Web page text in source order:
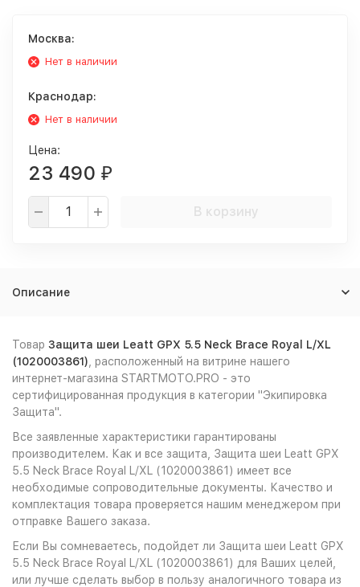
Москва:
Нет в наличии
Краснодар:
Нет в наличии
Цена:
23 490 ₽
В корзину
Описание
Товар Защита шеи Leatt GPX 5.5 Neck Brace Royal L/XL
(1020003861) , расположенный на витрине нашего
интернет-магазина STARTMOTO.PRO - это
сертифицированная продукция в категории "Экипировка
Защита".
Все заявленные характеристики гарантированы
производителем. Как и все защита, Защита шеи Leatt GPX
5.5 Neck Brace Royal L/XL (1020003861) имеет все
необходимые сопроводительные документы. Качество и
комплектация товара проверяется нашим менеджером при
отправке Вашего заказа.
Если Вы сомневаетесь, подойдет ли Защита шеи Leatt GPX
5.5 Neck Brace Royal L/XL (1020003861) для Ваших целей,
или лучше сделать выбор в пользу аналогичного товара из